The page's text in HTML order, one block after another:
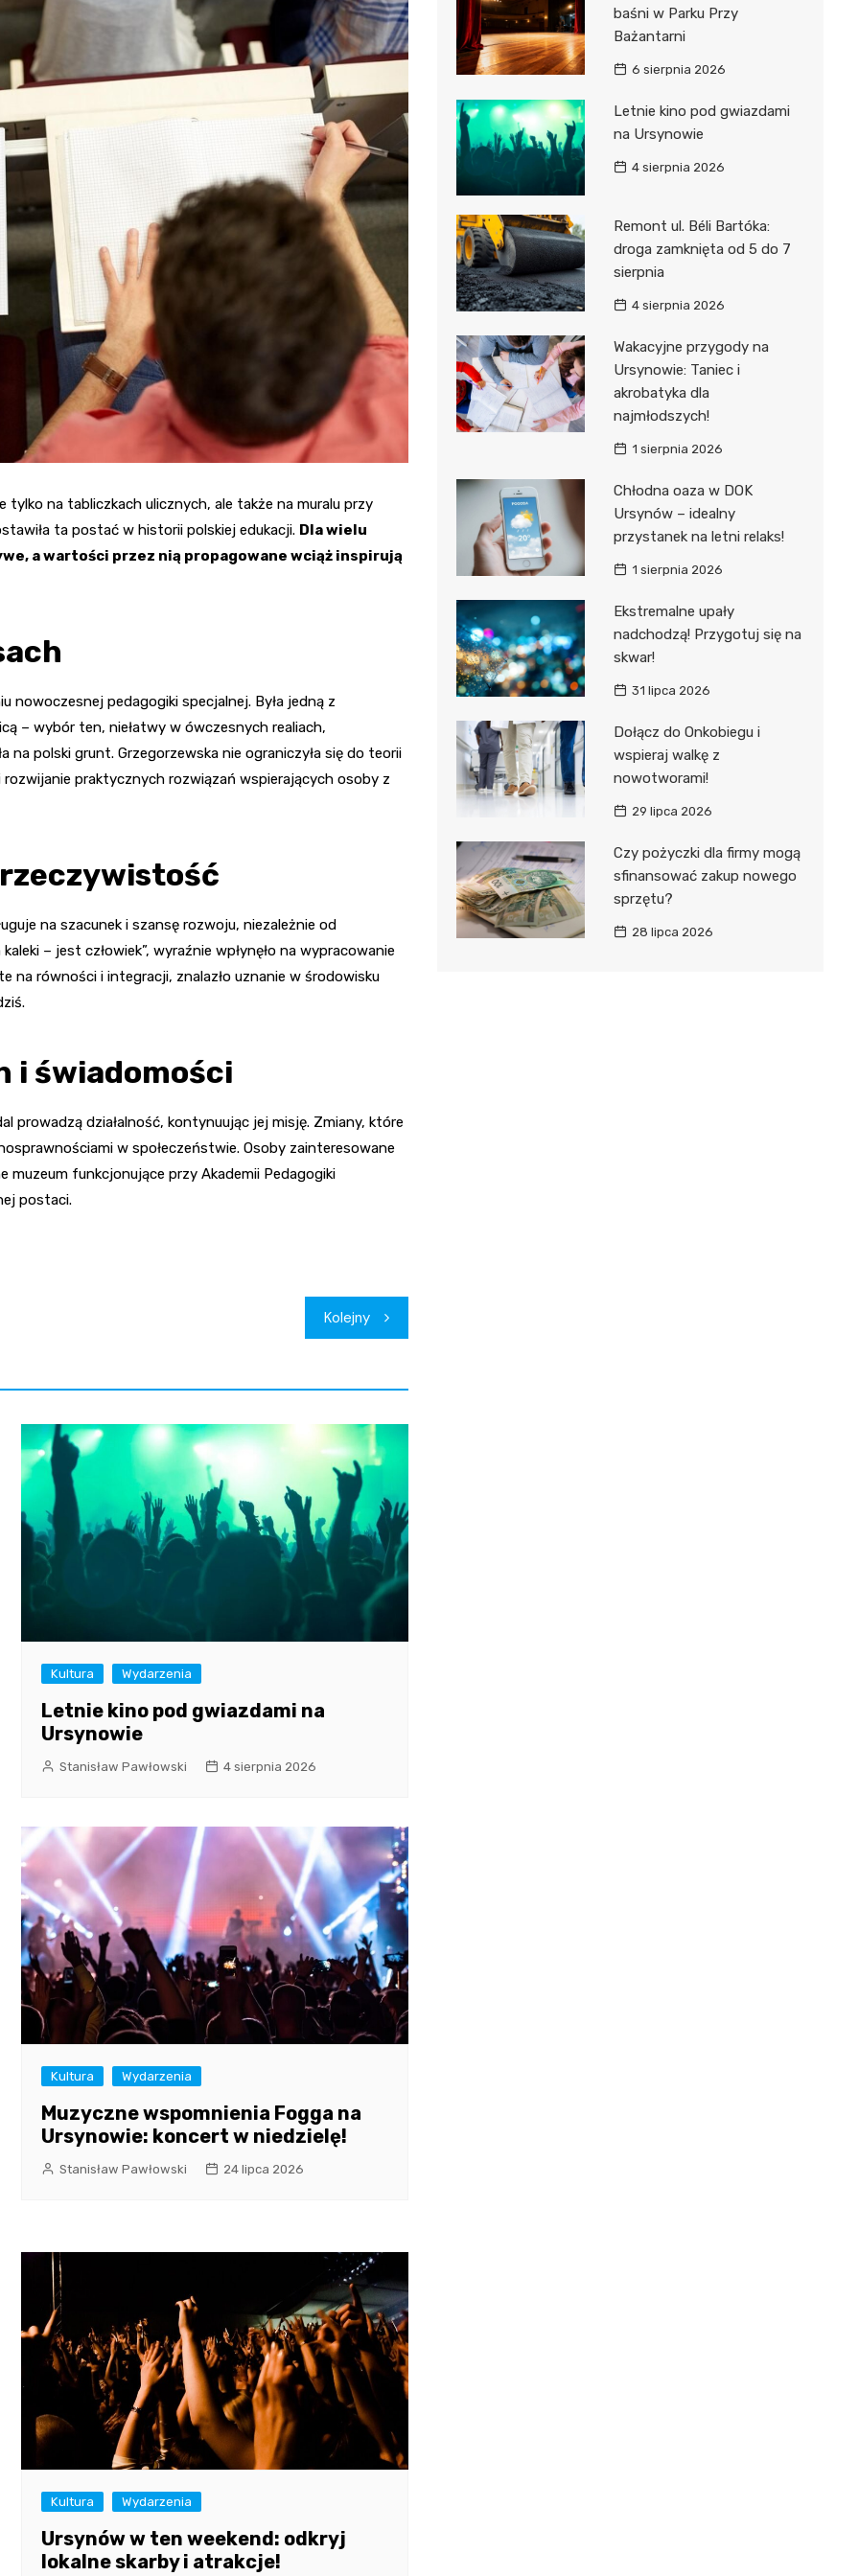
Kosmetyczka
tylko na tabliczkach ulicznych, ale także na muralu przy
ta postać w historii polskiej edukacji. Dla wielu
a wartości przez nią propagowane wciąż inspirują
nowoczesnej pedagogiki specjalnej. Była jedną z
– wybór ten, niełatwy w ówczesnych realiach,
polski grunt. Grzegorzewska nie ograniczyła się do teorii
praktycznych rozwiązań wspierających osoby z
na szacunek i szansę rozwoju, niezależnie od
– jest człowiek”, wyraźnie wpłynęło na wypracowanie
na równości i integracji, znalazło uznanie w środowisku
i świadomości
prowadzą działalność, kontynuując jej misję. Zmiany, które
w społeczeństwie. Osoby zainteresowane
muzeum funkcjonujące przy Akademii Pedagogiki
postaci.
Kolejny
Kultura Wydarzenia
Letnie kino pod gwiazdami na
Ursynowie
Stanisław Pawłowski 4 sierpnia 2026
Kultura Wydarzenia
Muzyczne wspomnienia Fogga na
Ursynowie: koncert w niedzielę!
Stanisław Pawłowski 24 lipca 2026
Kultura Wydarzenia
Ursynów w ten weekend: odkryj
lokalne skarby i atrakcje!
baśni w Parku Przy
Bażantarni
6 sierpnia 2026
Letnie kino pod gwiazdami
na Ursynowie
4 sierpnia 2026
Remont ul. Béli Bartóka:
droga zamknięta od 5 do 7
sierpnia
4 sierpnia 2026
Wakacyjne przygody na
Ursynowie: Taniec i
akrobatyka dla
najmłodszych!
1 sierpnia 2026
Chłodna oaza w DOK
Ursynów – idealny
przystanek na letni relaks!
1 sierpnia 2026
Ekstremalne upały
nadchodzą! Przygotuj się na
skwar!
31 lipca 2026
Dołącz do Onkobiegu i
wspieraj walkę z
nowotworami!
29 lipca 2026
Czy pożyczki dla firmy mogą
sfinansować zakup nowego
sprzętu?
28 lipca 2026